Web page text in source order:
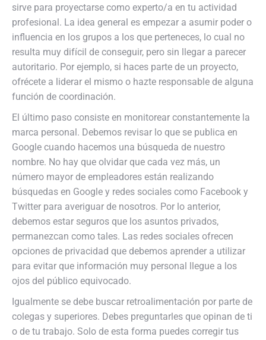
sirve para proyectarse como experto/a en tu actividad
profesional. La idea general es empezar a asumir poder o
influencia en los grupos a los que perteneces, lo cual no
resulta muy difícil de conseguir, pero sin llegar a parecer
autoritario. Por ejemplo, si haces parte de un proyecto,
ofrécete a liderar el mismo o hazte responsable de alguna
función de coordinación.
El último paso consiste en monitorear constantemente la
marca personal. Debemos revisar lo que se publica en
Google cuando hacemos una búsqueda de nuestro
nombre. No hay que olvidar que cada vez más, un
número mayor de empleadores están realizando
búsquedas en Google y redes sociales como Facebook y
Twitter para averiguar de nosotros. Por lo anterior,
debemos estar seguros que los asuntos privados,
permanezcan como tales. Las redes sociales ofrecen
opciones de privacidad que debemos aprender a utilizar
para evitar que información muy personal llegue a los
ojos del público equivocado.
Igualmente se debe buscar retroalimentación por parte de
colegas y superiores. Debes preguntarles que opinan de ti
o de tu trabajo. Solo de esta forma puedes corregir tus